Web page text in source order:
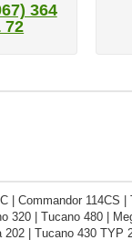
364
72
Commandor 114CS |
| Tucano 480 |
| Tucano 430 TYP